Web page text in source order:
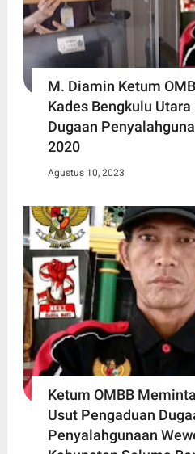
M. Diamin Ketum
Kades Bengkulu
Dugaan
2020
Agustus 10, 2023
Ketum OMBB
Usut Pengaduan
Penyalahgunaan